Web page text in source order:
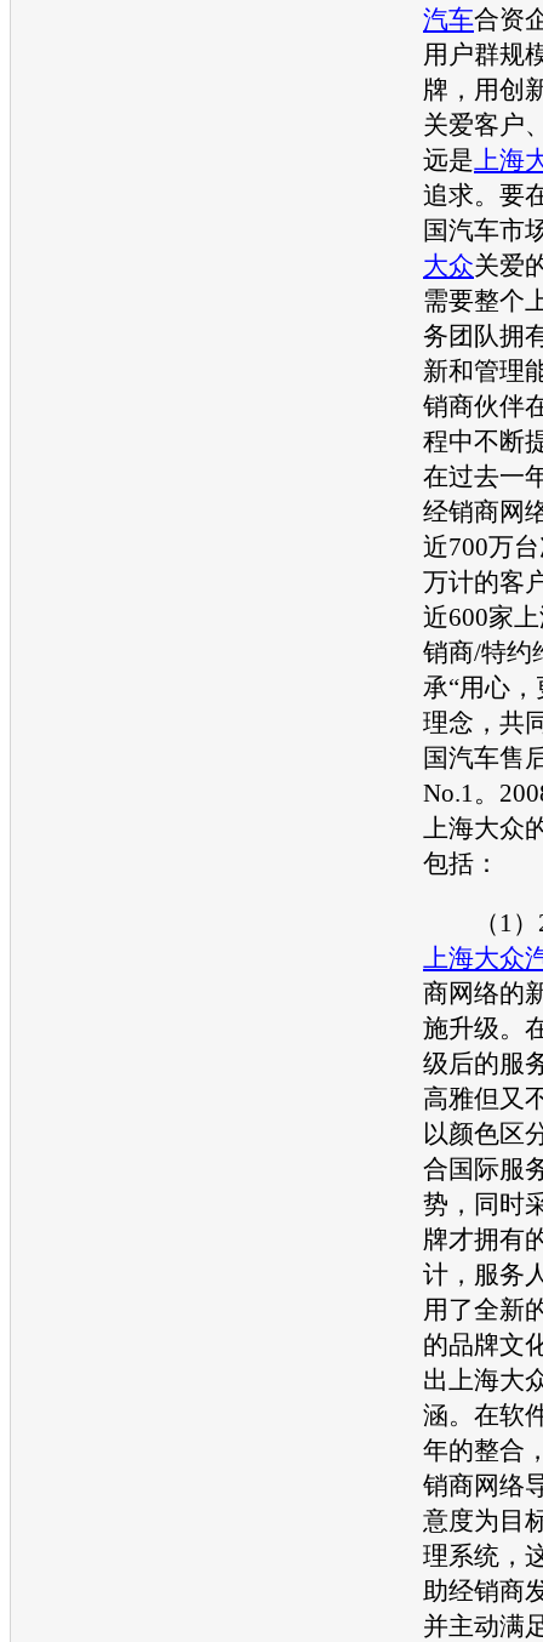
汽车合资
用户群规
牌，用创
关爱客户
远是上海
追求。要
国汽车市
大众关爱
需要整个
务团队拥
新和管理
销商伙伴
程中不断
在过去一
经销商网
近700万
万计的客
近600家
销商/特约
承“用心
理念，共
国汽车售
No.1。
上海大众
包括：
（1）
上海大众
商网络的
施升级。
级后的服
高雅但又
以颜色区
合国际服
势，同时
牌才拥有
计，服务
用了全新
的品牌文
出上海大
涵。在软
年的整合
销商网络
意度为目
理系统，
助经销商
并主动满